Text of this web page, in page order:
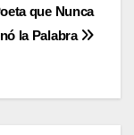
que Nunca
la Palabra